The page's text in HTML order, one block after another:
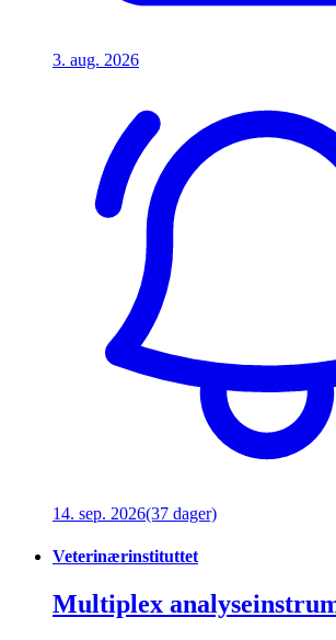
3. aug. 2026
14. sep. 2026(37 dager)
Veterinærinstituttet
Multiplex